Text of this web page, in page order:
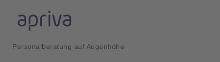
Personalberatung auf Augenhöhe